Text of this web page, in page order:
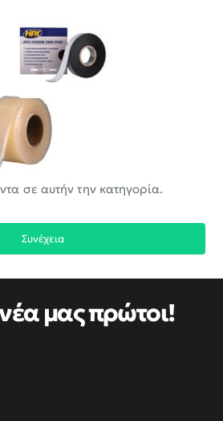
σε αυτήν την κατηγορία.
Συνέχεια
μας πρώτοι!